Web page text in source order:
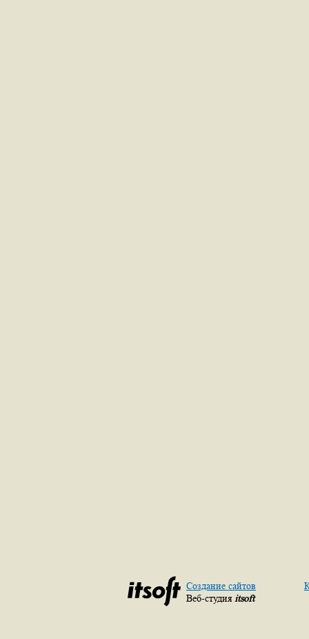
Создание сайтов
Веб-студия itsoft